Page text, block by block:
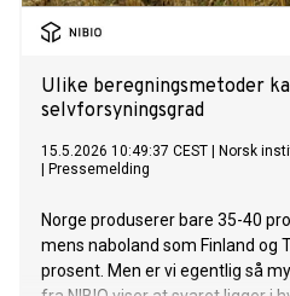
Ulike beregningsmetoder
selvforsyningsgrad
15.5.2026 10:49:37 CEST
Norsk
Pressemelding
Norge produserer bare 35-40
mens naboland som Finland og
prosent. Men er vi egentlig så